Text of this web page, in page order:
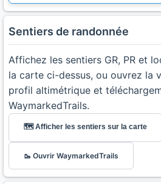
Sentiers de randonnée
Affichez les sentiers GR, PR et
la carte ci-dessus, ou ouvrez la
profil altimétrique et
WaymarkedTrails.
🗺️ Afficher les sentiers sur la carte
🥾 Ouvrir WaymarkedTrails